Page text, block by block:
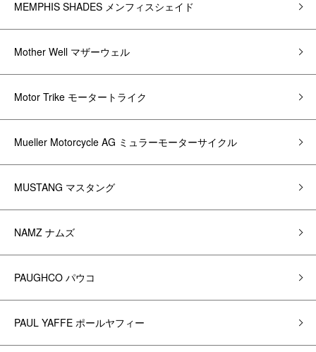
MEMPHIS SHADES メンフィスシェイド
Mother Well マザーウェル
Motor Trike モータートライク
Mueller Motorcycle AG ミュラーモーターサイクル
MUSTANG マスタング
NAMZ ナムズ
PAUGHCO パウコ
PAUL YAFFE ポールヤフィー